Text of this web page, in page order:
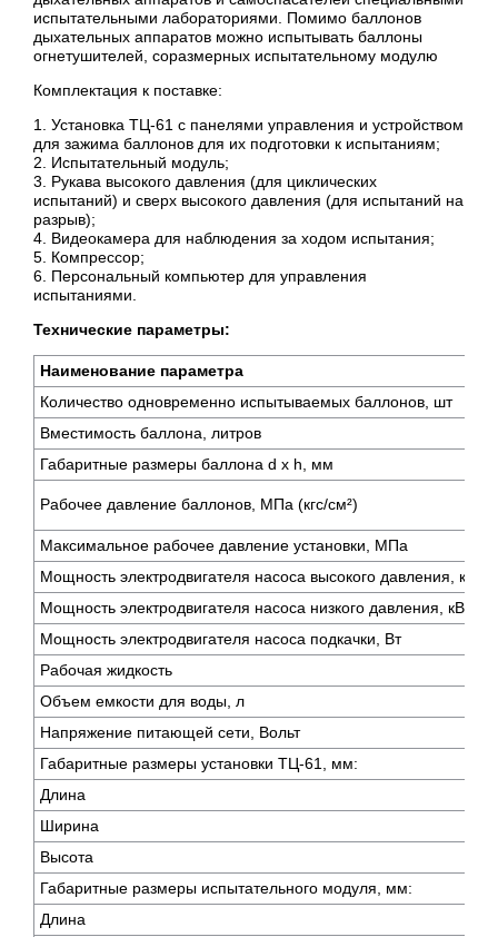
испытательными лабораториями. Помимо баллонов
дыхательных аппаратов можно испытывать баллоны
огнетушителей, соразмерных испытательному модулю
Комплектация к поставке:
1. Установка ТЦ-61 с панелями управления и устройством
для зажима баллонов для их подготовки к испытаниям;
2. Испытательный модуль;
3. Рукава высокого давления (для циклических
испытаний) и сверх высокого давления (для испытаний на
разрыв);
4. Видеокамера для наблюдения за ходом испытания;
5. Компрессор;
6. Персональный компьютер для управления
испытаниями.
Технические параметры:
Наименование параметра
Количество одновременно испытываемых баллонов, шт
Вместимость баллона, литров
Габаритные размеры баллона d x h, мм
Рабочее давление баллонов, МПа (кгс/см²)
Максимальное рабочее давление установки, МПа
Мощность электродвигателя насоса высокого давления, кВт
Мощность электродвигателя насоса низкого давления, кВт
Мощность электродвигателя насоса подкачки, Вт
Рабочая жидкость
Объем емкости для воды, л
Напряжение питающей сети, Вольт
Габаритные размеры установки ТЦ-61, мм:
Длина
Ширина
Высота
Габаритные размеры испытательного модуля, мм:
Длина